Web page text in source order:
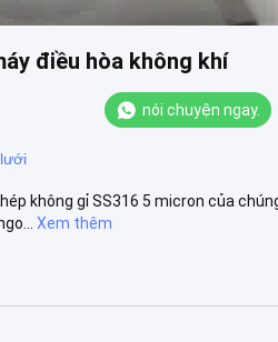
điều hòa không khí
nói chuyện ngay.
không gỉ SS316 5 micron của
Xem thêm